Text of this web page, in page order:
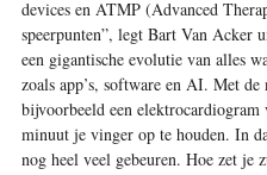
devices en ATMP (Advanced
speerpunten”, legt Bart Van Acker
een gigantische evolutie van alles
zoals app’s, software en AI. Met
bijvoorbeeld een
minuut je vinger op te ­houden. In
nog heel veel gebeuren. Hoe zet je